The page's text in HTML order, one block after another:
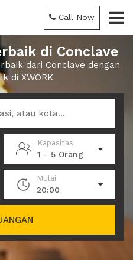
Call Now
di Conclave
dari Conclave dengan
di XWORK
Kapasitas
1 - 5 Orang
Mulai
20:00